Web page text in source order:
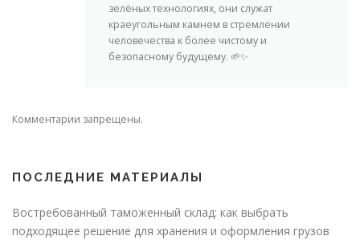
зелёных технологиях, они служат
краеугольным камнем в стремлении
человечества к более чистому и
безопасному будущему. 🌱✨
Комментарии запрещены.
ПОСЛЕДНИЕ МАТЕРИАЛЫ
Востребованный таможенный склад: как выбрать
подходящее решение для хранения и оформления грузов